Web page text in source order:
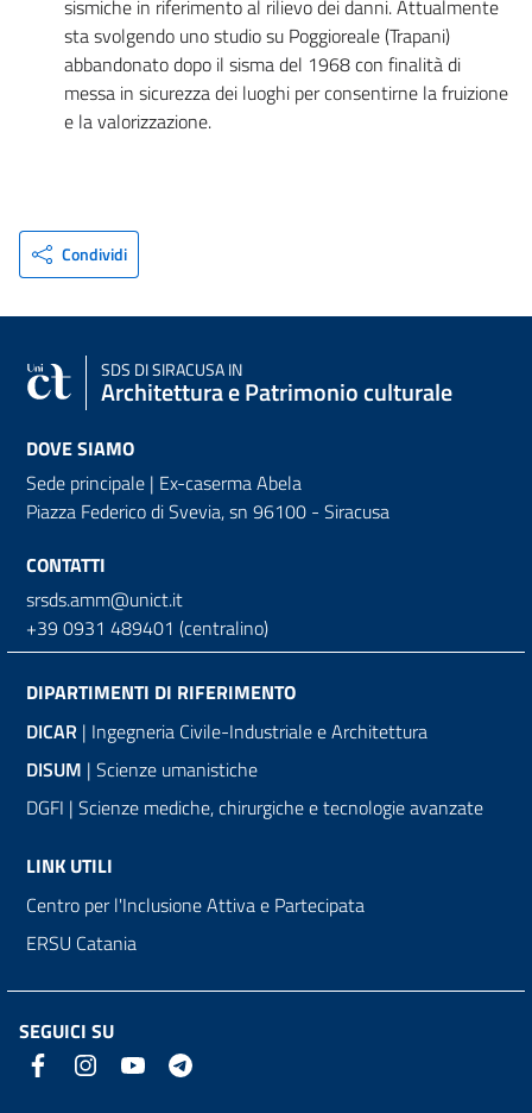
sismiche in riferimento al rilievo dei danni. Attualmente
sta svolgendo uno studio su Poggioreale (Trapani)
abbandonato dopo il sisma del 1968 con finalità di
messa in sicurezza dei luoghi per consentirne la fruizione
e la valorizzazione.
Condividi
SDS DI SIRACUSA IN
Architettura e Patrimonio culturale
DOVE SIAMO
Sede principale | Ex-caserma Abela
Piazza Federico di Svevia, sn 96100 - Siracusa
CONTATTI
srsds.amm@unict.it
+39 0931 489401 (centralino)
DIPARTIMENTI DI RIFERIMENTO
DICAR | Ingegneria Civile-Industriale e Architettura
DISUM | Scienze umanistiche
DGFI | Scienze mediche, chirurgiche e tecnologie avanzate
LINK UTILI
Centro per l'Inclusione Attiva e Partecipata
ERSU Catania
SEGUICI SU